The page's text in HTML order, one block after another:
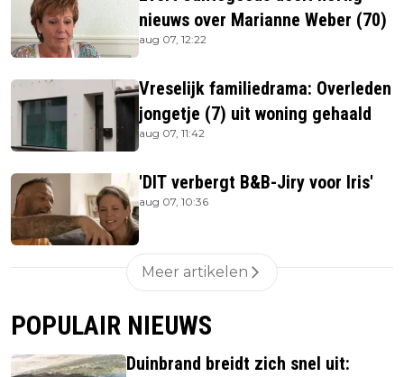
nieuws over Marianne Weber (70)
aug 07, 12:22
Vreselijk familiedrama: Overleden
jongetje (7) uit woning gehaald
aug 07, 11:42
'DIT verbergt B&B-Jiry voor Iris'
aug 07, 10:36
Meer artikelen
POPULAIR NIEUWS
Duinbrand breidt zich snel uit: